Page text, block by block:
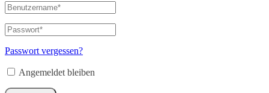
Benutzername
oder
E-
Mail-
Adresse*
Passwort*
Erforderlich
Passwort vergessen?
Angemeldet bleiben